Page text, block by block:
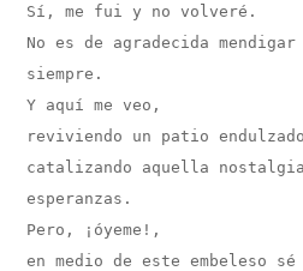
Sí, me fui y no volveré.
No es de agradecida
siempre.
Y aquí me veo,
reviviendo un patio
catalizando aquella
esperanzas.
Pero, ¡óyeme!,
en medio de este embeleso